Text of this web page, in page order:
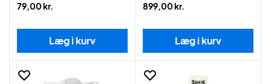
79,00 kr.
Læg i kurv
899,00 kr.
Læg i kurv